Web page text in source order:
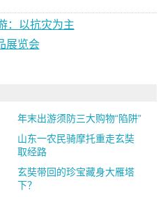
：以抗灾为主
展览会
年末出游须防三大购物“陷阱”
山东一农民骑摩托重走玄奘
取经路
玄奘带回的珍宝藏身大雁塔
下？